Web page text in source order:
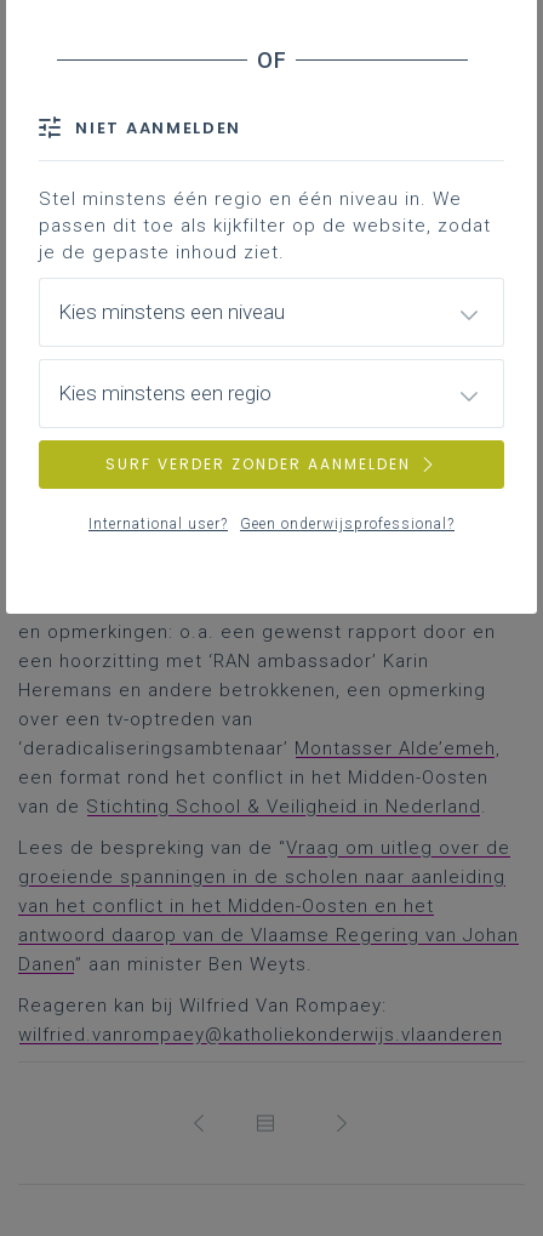
De minister plaatste om te beginnen het specifieke
is onze verontwaardiging inderdaad vaak selectief en
gebeuren is, lijkt mij toch ook heel specifieke kennis
te vereisen. Hoe dan ook, de minister overliep
departement Onderwijs en via meerdere andere
Herinneringseducatie (BCH) van Kazerne Dossin, het
project CONNECTen het Vlaams Kenniscentrum
hebben allemaalreferentiepersonen radicalisering
aangesteld. Vanuit eerdere vragen over polarisering
en opmerkingen: o.a. een gewenst rapport door en
een hoorzitting met ‘RAN ambassador’ Karin
Heremans en andere betrokkenen, een opmerking
over een tv-optreden van
‘deradicaliseringsambtenaar’ Montasser Alde’emeh,
een format rond het conflict in het Midden-Oosten
van de Stichting School & Veiligheid in Nederland.
Lees de bespreking van de “Vraag om uitleg over de
groeiende spanningen in de scholen naar aanleiding
van het conflict in het Midden-Oosten en het
antwoord daarop van de Vlaamse Regering van Johan
Danen” aan minister Ben Weyts.
Reageren kan bij Wilfried Van Rompaey:
wilfried.vanrompaey@katholiekonderwijs.vlaanderen
NIET AANMELDEN
Stel minstens één regio en één niveau in. We
passen dit toe als kijkfilter op de website, zodat
je de gepaste inhoud ziet.
Kies minstens een niveau
Kies minstens een regio
SURF VERDER ZONDER AANMELDEN
International user? Geen onderwijsprofessional?